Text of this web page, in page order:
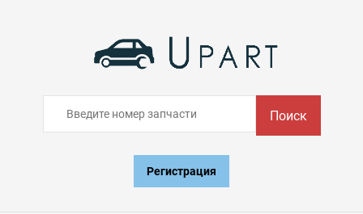
Поиск
Регистрация